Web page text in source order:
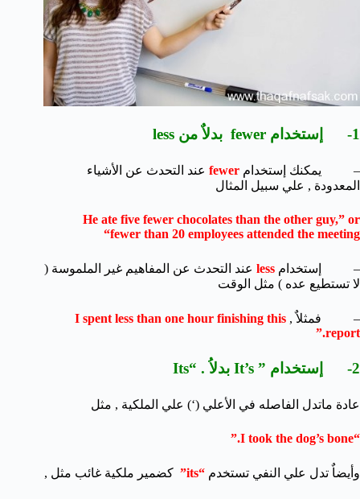
1- إستخدام fewer بدلاٌ من less
– يمكنك إستخدام
عند التحدث عن الأشياء
المعدودة , علي سبيل المثال
He ate five fewer chocolates than the other guy,” or
“fewer than 20 employees attended the meeting
– إستخدام less عند التحدث عن المفاهيم غير الملموسة (
لا تستطيع عده ) مثل الوقت
– فمثلاٌ , I spent less than one hour finishing this
report.”
2- إستخدام ” It’s بدلاُ . “Its
عادة ماتدل الفاصله في الأعلي (‘) علي الملكية , مثل
“I took the dog’s bone.”
وأيضاٌ تدل علي النفي تستخدم “its” كضمير ملكية غائب مثل ,